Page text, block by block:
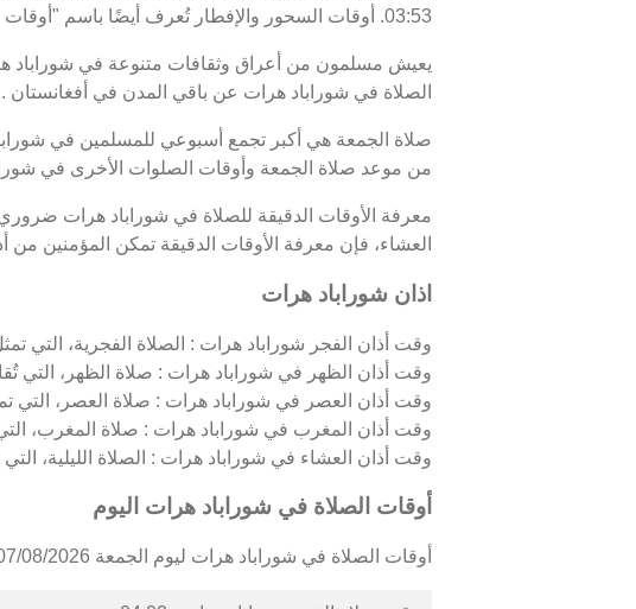
03:53. أوقات السحور والإفطار تُعرف أيضًا باسم "أوقات رمضان" خلال شهر رمضان.
يعيش مسلمون من أعراق وثقافات متنوعة في شوراباد
الصلاة في شوراباد هرات عن باقي المدن في أفغانستان .
صلاة الجمعة هي أكبر تجمع أسبوعي للمسلمين في
من موعد صلاة الجمعة وأوقات الصلوات الأخرى في
معرفة الأوقات الدقيقة للصلاة في شوراباد هرات
العشاء، فإن معرفة الأوقات الدقيقة تمكن المؤمنين من
اذان شوراباد هرات
وقت أذان الفجر شوراباد هرات : الصلاة الفجرية، التي تمثل
وقت أذان الظهر في شوراباد هرات : صلاة الظهر، التي
وقت أذان العصر في شوراباد هرات : صلاة العصر، التي
وقت أذان المغرب في شوراباد هرات : صلاة المغرب،
وقت أذان العشاء في شوراباد هرات : الصلاة الليلية، التي
أوقات الصلاة في شوراباد هرات اليوم
أوقات الصلاة في شوراباد هرات ليوم الجمعة 07/08/2026 كالتالي :